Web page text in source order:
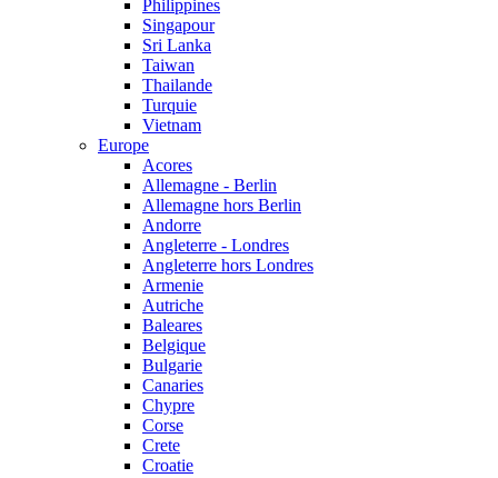
Philippines
Singapour
Sri Lanka
Taiwan
Thailande
Turquie
Vietnam
Europe
Acores
Allemagne - Berlin
Allemagne hors Berlin
Andorre
Angleterre - Londres
Angleterre hors Londres
Armenie
Autriche
Baleares
Belgique
Bulgarie
Canaries
Chypre
Corse
Crete
Croatie